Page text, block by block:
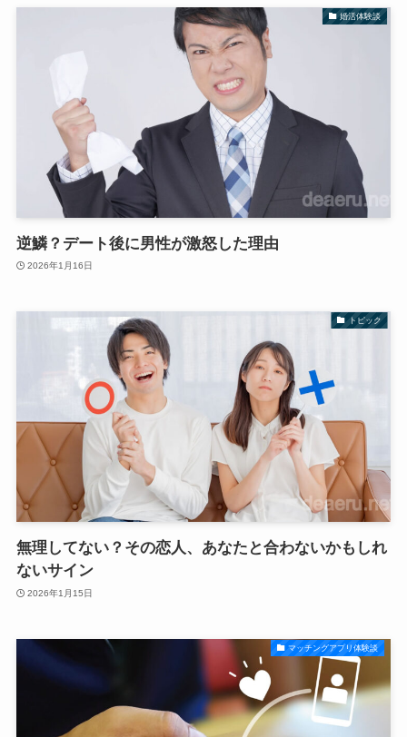
婚活体験談
逆鱗？デート後に男性が激怒した理由
2026年1月16日
トピック
無理してない？その恋人、あなたと合わないかもしれ
ないサイン
2026年1月15日
マッチングアプリ体験談